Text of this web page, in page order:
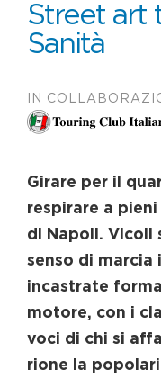
Street art
Sanità
IN
Girare per il
respirare a pieni
di Napoli. Vicoli
senso di marcia
incastrate
motore, con i
voci di chi si
rione la